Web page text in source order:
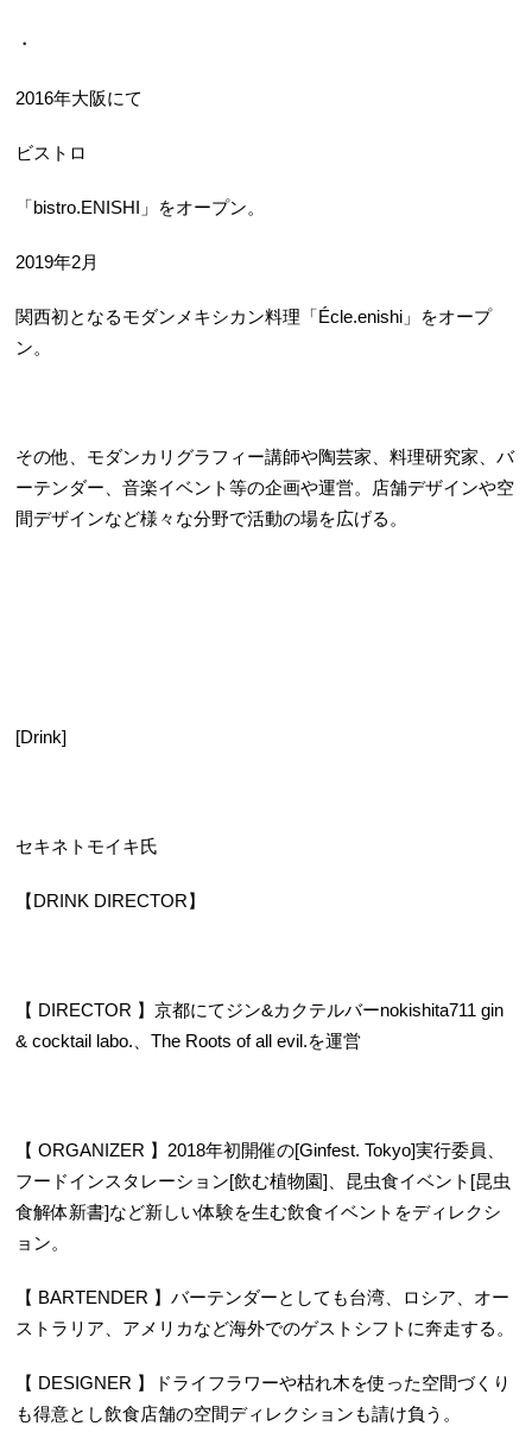
・
2016年大阪にて
ビストロ
「bistro.ENISHI」をオープン。
2019年2月
関西初となるモダンメキシカン料理「Écle.enishi」をオープ
ン。
その他、モダンカリグラフィー講師や陶芸家、料理研究家、バ
ーテンダー、音楽イベント等の企画や運営。店舗デザインや空
間デザインなど様々な分野で活動の場を広げる。
[Drink]
セキネトモイキ氏
【DRINK DIRECTOR】
【 DIRECTOR 】京都にてジン&カクテルバーnokishita711 gin
& cocktail labo.、The Roots of all evil.を運営
【 ORGANIZER 】2018年初開催の[Ginfest. Tokyo]実行委員、
フードインスタレーション[飲む植物園]、昆虫食イベント[昆虫
食解体新書]など新しい体験を生む飲食イベントをディレクシ
ョン。
【 BARTENDER 】バーテンダーとしても台湾、ロシア、オー
ストラリア、アメリカなど海外でのゲストシフトに奔走する。
【 DESIGNER 】ドライフラワーや枯れ木を使った空間づくり
も得意とし飲食店舗の空間ディレクションも請け負う。